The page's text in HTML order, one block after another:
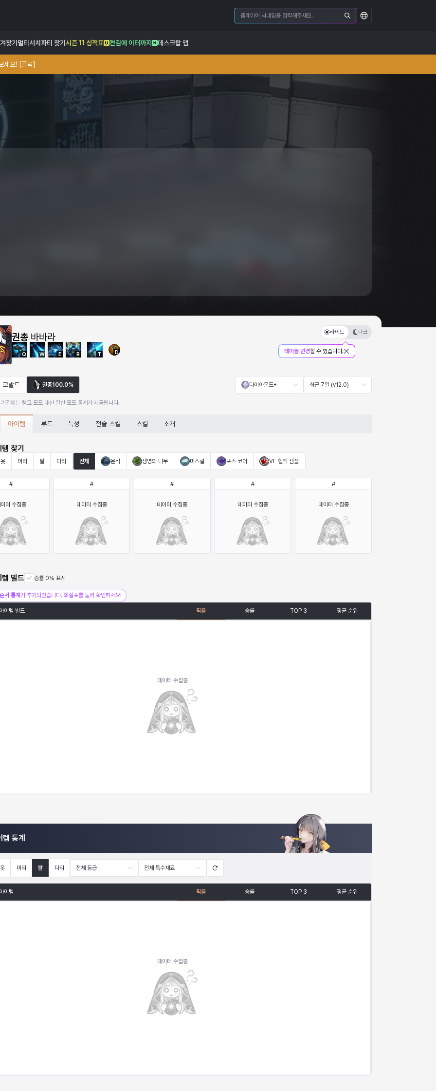
찾기 멀티서치 파티 찾기 시즌 11 성적표 켠김에 이터까지 데스크탑 앱
세요! [클릭]
권총 바바라
Q W E R T D
라이트 다크
테마를 변경할 수 있습니다.
코발트 권총100.0% 다이아몬드+ 최근 7일 (v12.0)
간에는 랭크 모드 대신 일반 모드 통계가 제공됩니다.
아이템 루트 특성 전술 스킬 스킬 소개
찾기
옷 머리 팔 다리 전체 운석 생명의 나무 미스릴 포스 코어 VF 혈액 샘플
#
터 수집중
#
데이터 수집중
#
데이터 수집중
#
데이터 수집중
#
데이터 수집중
빌드 승률 0% 표시
서 통계가 추가되었습니다. 화살표를 눌러 확인하세요!
아이템 빌드 픽률 승률 TOP 3 평균 순위
데이터 수집중
템 통계
옷 머리 팔 다리 전체 등급 전체 특수재료
아이템 픽률 승률 TOP 3 평균 순위
데이터 수집중